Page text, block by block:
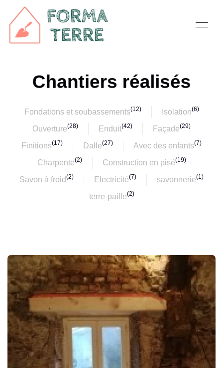
Chantiers réalisés
Fondations et soubassements(12) Isolation(6)
Ouverture(28) Enduit(42) Façade(29)
Finitions(17) Dalle(27) Avec des enfants(7)
Charpente(2) Construction en pisé(19)
Savon à froid(2) Electricité(7) savonnerie(1)
terre-paille(2)